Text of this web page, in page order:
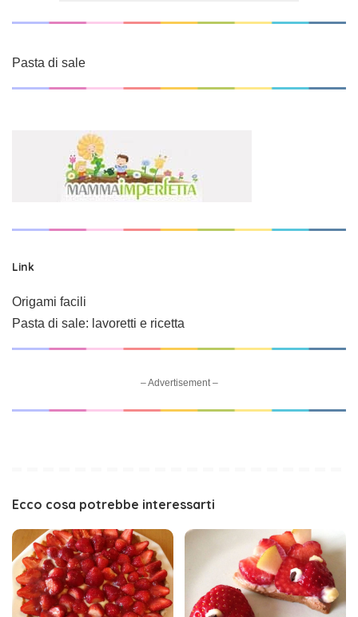
Pasta di sale
Link
Origami facili
Pasta di sale: lavoretti e ricetta
– Advertisement –
Ecco cosa potrebbe interessarti